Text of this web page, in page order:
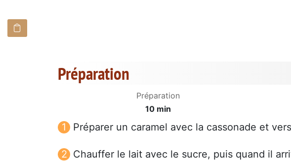
Préparation
Préparation
10 min
Préparer un caramel avec la cassonade et
Chauffer le lait avec le sucre, puis quand il